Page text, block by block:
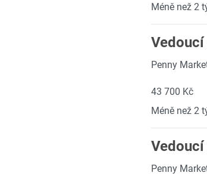
Méně než 2
Penny
43 700 Kč
Méně než 2
Penny